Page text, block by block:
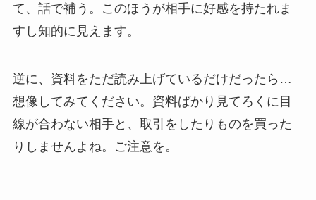
て、話で補う。このほうが相手に好感を持たれま
すし知的に見えます。
逆に、資料をただ読み上げているだけだったら…
想像してみてください。資料ばかり見てろくに目
線が合わない相手と、取引をしたりものを買った
りしませんよね。ご注意を。